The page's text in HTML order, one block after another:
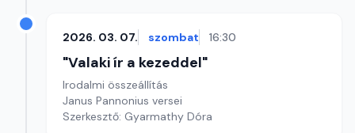
2026. 03. 07. szombat 16:30
"Valaki ír a kezeddel"
Irodalmi összeállítás
Janus Pannonius versei
Szerkesztő: Gyarmathy Dóra